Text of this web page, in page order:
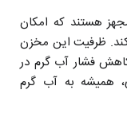
هستند که امکان
ظرفیت این مخزن
کاهش فشار آب گرم در
همیشه به آب گرم